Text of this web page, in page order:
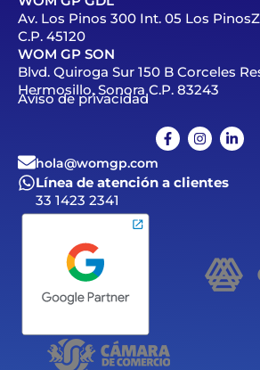
Av. Los Pinos 300 Int. 05 Los
C.P. 45120
WOM GP SON
Blvd. Quiroga Sur 150 B Corceles
Hermosillo, Sonora C.P. 83243
Aviso de privacidad
hola@womgp.com
Línea de atención a clientes
33 1423 2341